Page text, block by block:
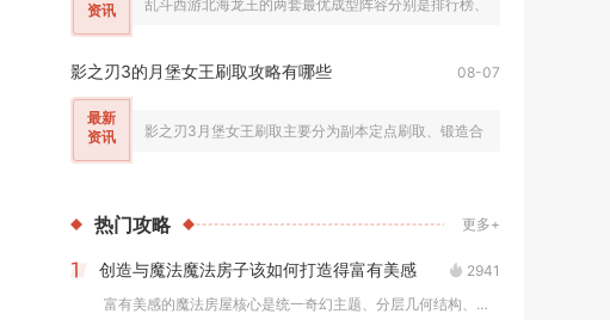
资讯
乱斗西游北海龙王的两套最优成型阵容分别是排行榜、修罗对战通用的
影之刃3的月堡女王刷取攻略有哪些 08-07
最新
资讯
影之刃3月堡女王刷取主要分为副本定点刷取、锻造合成、无尽劫境产出
热门攻略 更多+
创造与魔法魔法房子该如何打造得富有美感
2941
富有美感的魔法房屋核心是统一奇幻主题、分层几何结构、冷暖光影...